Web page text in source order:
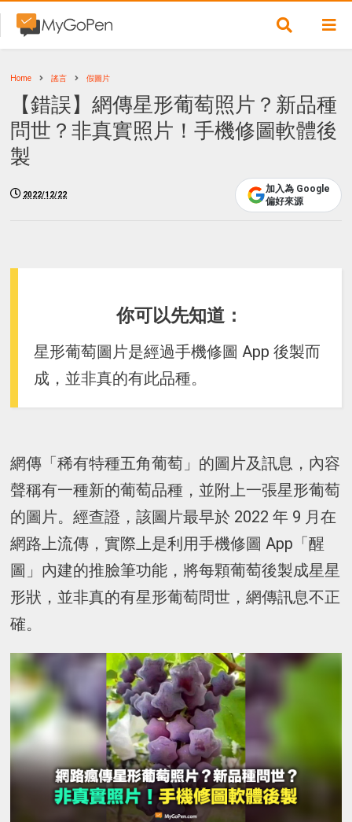
Home 謠言 假圖片
【錯誤】網傳星形葡萄照片？新品種
問世？非真實照片！手機修圖軟體後
製
2022/12/22
加入為 Google
偏好來源
你可以先知道：
星形葡萄圖片是經過手機修圖 App 後製而
成，並非真的有此品種。
網傳「稀有特種五角葡萄」的圖片及訊息，內容
聲稱有一種新的葡萄品種，並附上一張星形葡萄
的圖片。經查證，該圖片最早於 2022 年 9 月在
網路上流傳，實際上是利用手機修圖 App「醒
圖」內建的推臉筆功能，將每顆葡萄後製成星星
形狀，並非真的有星形葡萄問世，網傳訊息不正
確。